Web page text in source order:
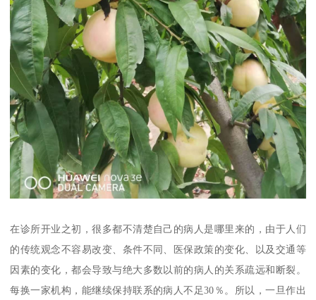
在诊所开业之初，很多都不清楚自己的病人是哪里来的，由于人们
的传统观念不容易改变、条件不同、医保政策的变化、以及交通等
因素的变化，都会导致与绝大多数以前的病人的关系疏远和断裂。
每换一家机构，能继续保持联系的病人不足30％。所以，一旦作出